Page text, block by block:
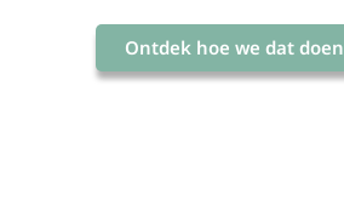
Ontdek hoe we dat doen